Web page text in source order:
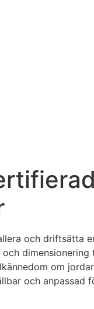
och driftsätta
om
och